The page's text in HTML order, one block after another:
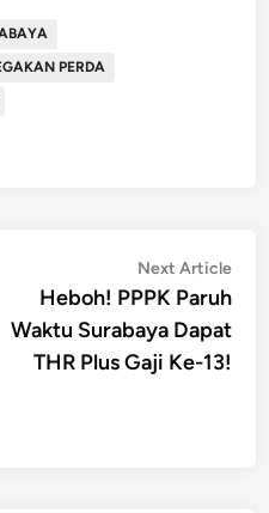
PERDA
Next Article
Heboh! PPPK Paruh
Waktu Surabaya Dapat
THR Plus Gaji Ke-13!